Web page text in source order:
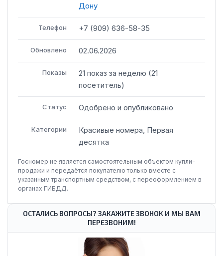
Дону
Телефон +7 (909) 636-58-35
Обновлено 02.06.2026
Показы 21 показ за неделю (21
посетитель)
Статус Одобрено и опубликовано
Категории
Красивые номера, Первая
десятка
Госномер не является самостоятельным объектом купли-
продажи и передаётся покупателю только вместе с
указанным транспортным средством, с переоформлением в
органах ГИБДД.
ОСТАЛИСЬ ВОПРОСЫ? ЗАКАЖИТЕ ЗВОНОК И МЫ ВАМ
ПЕРЕЗВОНИМ!